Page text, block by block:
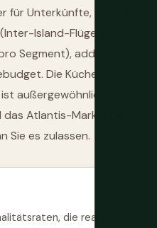
für Unterkünfte, aber die
Island-Flüge kosten
Segment), addieren
Die Küche ist gut.
außergewöhnlich. Die
Atlantis-Marketing
Sie es zulassen.
die real und